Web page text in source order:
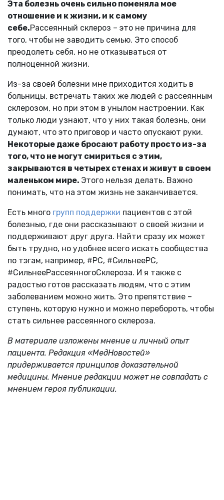
Эта болезнь очень сильно поменяла мое
отношение и к жизни, и к самому
себе.Рассеянный склероз – это не причина для
того, чтобы не заводить семью. Это способ
преодолеть себя, но не отказываться от
полноценной жизни.
Из-за своей болезни мне приходится ходить в
больницы, встречать таких же людей с рассеянным
склерозом, но при этом в унылом настроении. Как
только люди узнают, что у них такая болезнь, они
думают, что это приговор и часто опускают руки.
Некоторые даже бросают работу просто из-за
того, что не могут смириться с этим,
закрываются в четырех стенах и живут в своем
маленьком мире. Этого нельзя делать. Важно
понимать, что на этом жизнь не заканчивается.
Есть много групп поддержки пациентов с этой
болезнью, где они рассказывают о своей жизни и
поддерживают друг друга. Найти сразу их может
быть трудно, но удобнее всего искать сообщества
по тэгам, например, #РС, #СильнееРС,
#СильнееРассеянногоСклероза. И я также с
радостью готов рассказать людям, что с этим
заболеванием можно жить. Это препятствие –
ступень, которую нужно и можно перебороть, чтобы
стать сильнее рассеянного склероза.
В материале изложены мнение и личный опыт
пациента. Редакция «МедНовостей»
придерживается принципов доказательной
медицины. Мнение редакции может не совпадать с
мнением героя публикации.